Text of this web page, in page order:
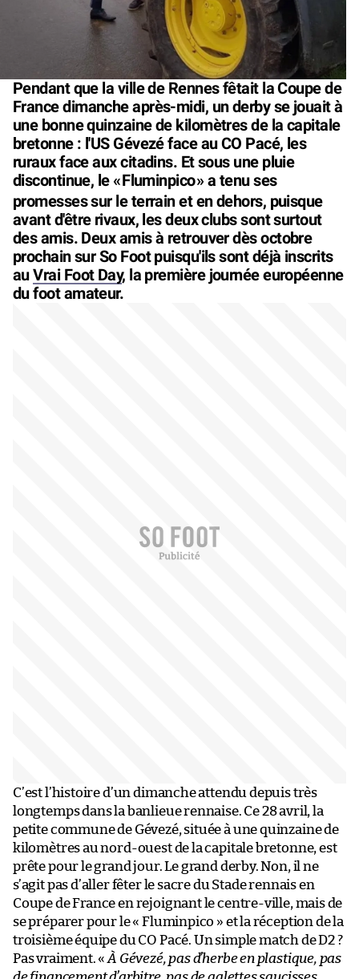
Pendant que la ville de Rennes fêtait la Coupe de
France dimanche après-midi, un derby se jouait à
une bonne quinzaine de kilomètres de la capitale
bretonne : l'US Gévezé face au CO Pacé, les
ruraux face aux citadins. Et sous une pluie
discontinue, le «Fluminpico» a tenu ses
promesses sur le terrain et en dehors, puisque
avant d'être rivaux, les deux clubs sont surtout
des amis. Deux amis à retrouver dès octobre
prochain sur So Foot puisqu'ils sont déjà inscrits
auVrai Foot Day, la première journée européenne
du foot amateur.
C’est l’histoire d’un dimanche attendu depuis très
longtemps dans la banlieue rennaise. Ce 28 avril, la
petite commune de Gévezé, située à une quinzaine de
kilomètres au nord-ouest de la capitale bretonne, est
prête pour le grand jour. Le grand derby. Non, il ne
s’agit pas d’aller fêter le sacre du Stade rennais en
Coupe de France en rejoignant le centre-ville, mais de
se préparer pour le « Fluminpico » et la réception de la
troisième équipe du CO Pacé. Un simple match de D2 ?
Pas vraiment. «À Gévezé, pas d’herbe en plastique, pas